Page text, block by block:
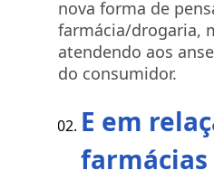
nova forma de
farmácia/drogaria,
atendendo aos
do consumidor.
E em
farmácias